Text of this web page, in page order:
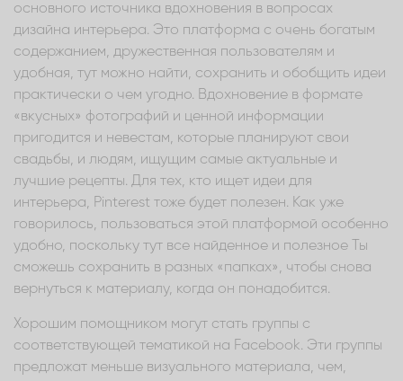
основного источника вдохновения в вопросах
дизайна интерьера. Это платформа с очень богатым
содержанием, дружественная пользователям и
удобная, тут можно найти, сохранить и обобщить идеи
практически о чем угодно. Вдохновение в формате
«вкусных» фотографий и ценной информации
пригодится и невестам, которые планируют свои
свадьбы, и людям, ищущим самые актуальные и
лучшие рецепты. Для тех, кто ищет идеи для
интерьера, Pinterest тоже будет полезен. Как уже
говорилось, пользоваться этой платформой особенно
удобно, поскольку тут все найденное и полезное Ты
сможешь сохранить в разных «папках», чтобы снова
вернуться к материалу, когда он понадобится.
Хорошим помощником могут стать группы с
соответствующей тематикой на Facebook. Эти группы
предложат меньше визуального материала, чем,